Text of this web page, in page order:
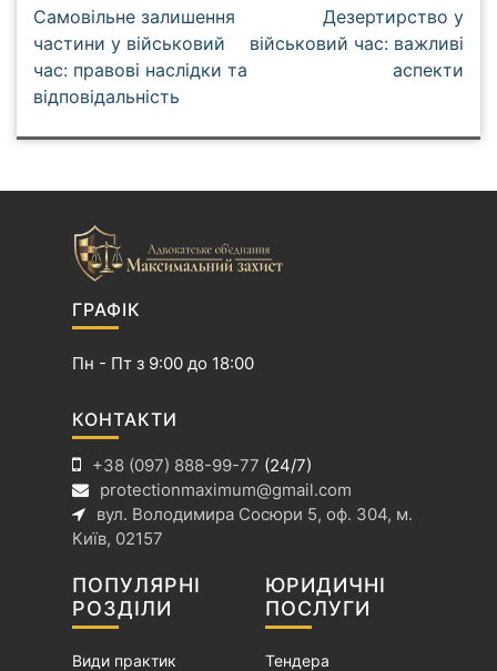
Н
а
в
і
г
ц
Самовільне залишення
частини у військовий
час: правові наслідки та
відповідальність
Дезертирство у
військовий час: важливі
аспекти
ГРАФІК
Пн - Пт з 9:00 до 18:00
КОНТАКТИ
+38 (097) 888-99-77 (24/7)
protectionmaximum@gmail.com
вул. Володимира Сосюри 5, оф. 304, м.
Київ, 02157
ПОПУЛЯРНІ
РОЗДІЛИ
Види практик
ЮРИДИЧНІ
ПОСЛУГИ
Тендера